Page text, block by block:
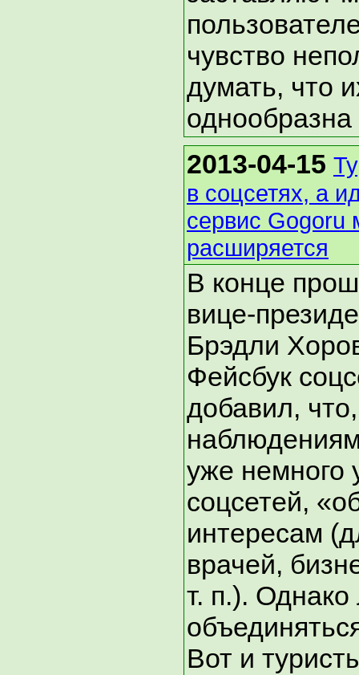
чувство
думать, что
однообразна
2013-04-15
в соцсетях, а
сервис Gogoru
расширяется
В конце
вице-
Брэдли
Фейсбук
добавил,
уже немного
соцсетей,
интересам
врачей,
т. п.).
Вот и